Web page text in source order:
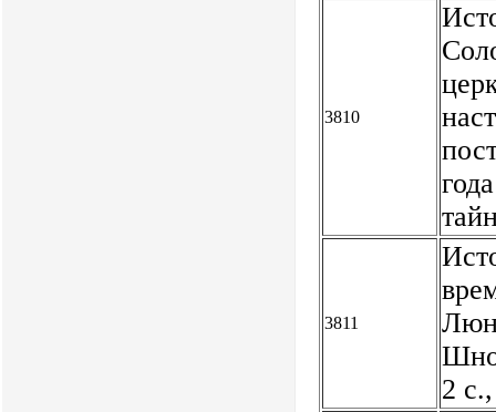
3810
3811
2